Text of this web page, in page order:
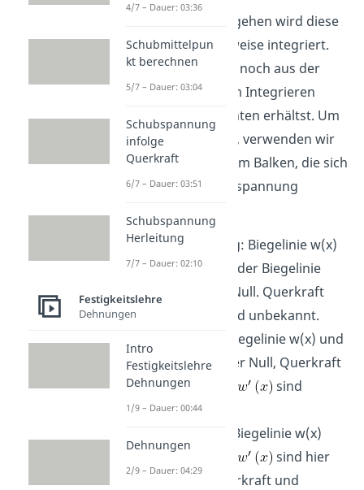
Für das weitere Vorgehen wird diese
Gleichung üblicherweise integriert.
Nun weißt du sicher noch aus der
Schule, dass du beim Integrieren
Integrationskonstanten erhältst. Um
diese zu bestimmen, verwenden wir
Randbedingungen am Balken, die sich
nach der Art der Einspannung
Die Einspannung: Biegelinie w(x)
und Krümmung der Biegelinie
sind hier Null. Querkraft
und Moment sind unbekannt.
Das Festlager: Biegelinie w(x) und
Moment sind hier Null, Querkraft
und Krümmung
sind
unbekannt und
Der freie Rand: Biegelinie w(x)
und Krümmung
sind hier
unbekannt. Querkraft und
4/7 – Dauer: 03:36
Schubmittelpun
kt berechnen
5/7 – Dauer: 03:04
Schubspannung
infolge
Querkraft
6/7 – Dauer: 03:51
Schubspannung
Herleitung
7/7 – Dauer: 02:10
Festigkeitslehre
Dehnungen
Intro
Festigkeitslehre
Dehnungen
1/9 – Dauer: 00:44
Dehnungen
2/9 – Dauer: 04:29